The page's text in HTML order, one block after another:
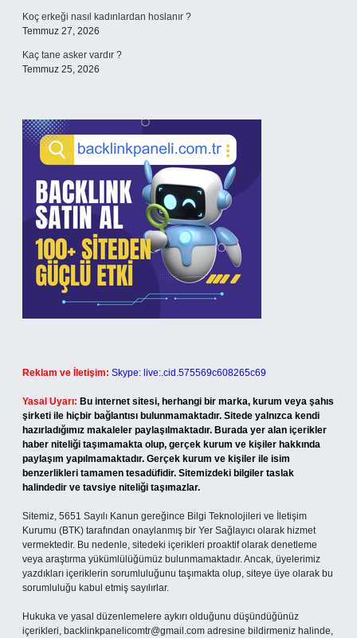
Koç erkeği nasıl kadınlardan hoslanır ?
Temmuz 27, 2026
Kaç tane asker vardır ?
Temmuz 25, 2026
Reklam ve İletişim: Skype: live:.cid.575569c608265c69
Yasal Uyarı: Bu internet sitesi, herhangi bir marka, kurum veya şahıs
şirketi ile hiçbir bağlantısı bulunmamaktadır. Sitede yalnızca kendi
hazırladığımız makaleler paylaşılmaktadır. Burada yer alan içerikler
haber niteliği taşımamakta olup, gerçek kurum ve kişiler hakkında
paylaşım yapılmamaktadır. Gerçek kurum ve kişiler ile isim
benzerlikleri tamamen tesadüfidir. Sitemizdeki bilgiler taslak
halindedir ve tavsiye niteliği taşımazlar.
Sitemiz, 5651 Sayılı Kanun gereğince Bilgi Teknolojileri ve İletişim
Kurumu (BTK) tarafından onaylanmış bir Yer Sağlayıcı olarak hizmet
vermektedir. Bu nedenle, sitedeki içerikleri proaktif olarak denetleme
veya araştırma yükümlülüğümüz bulunmamaktadır. Ancak, üyelerimiz
yazdıkları içeriklerin sorumluluğunu taşımakta olup, siteye üye olarak bu
sorumluluğu kabul etmiş sayılırlar.
Hukuka ve yasal düzenlemelere aykırı olduğunu düşündüğünüz
içerikleri, backlinkpanelicomtr@gmail.com adresine bildirmeniz halinde,